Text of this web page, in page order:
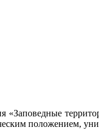
«Заповедные
положением,